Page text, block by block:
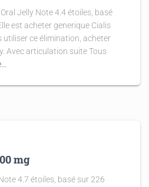
Jelly Note 4.4 étoiles, basé
est acheter generique Cialis
utiliser ce élimination, acheter
Avec articulation suite Tous
mg
4.7 étoiles, basé sur 226